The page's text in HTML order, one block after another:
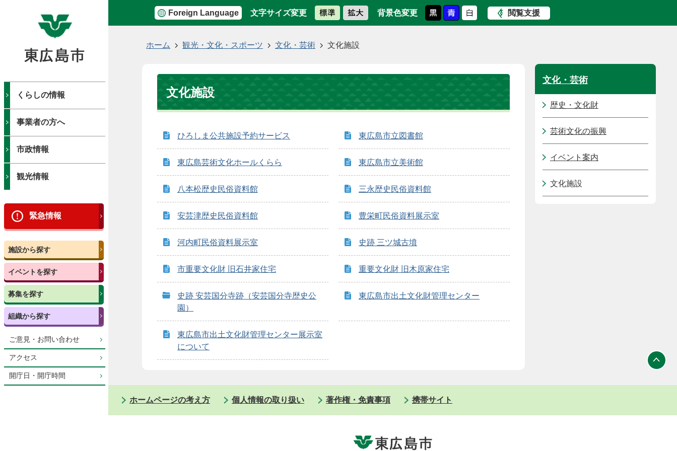
Foreign Language 文字サイズ変更 背景色変更 閲覧支援
くらしの情報
事業者の方へ
市政情報
観光情報
緊急情報
施設から探す
イベントを探す
募集を探す
組織から探す
ご意見・お問い合わせ
アクセス
開庁日・開庁時間
ホーム 観光・文化・スポーツ 文化・芸術 文化施設
文化施設
ひろしま公共施設予約サービス 東広島市立図書館
東広島芸術文化ホールくらら 東広島市立美術館
八本松歴史民俗資料館 三永歴史民俗資料館
安芸津歴史民俗資料館 豊栄町民俗資料展示室
河内町民俗資料展示室 史跡 三ツ城古墳
市重要文化財 旧石井家住宅 重要文化財 旧木原家住宅
史跡 安芸国分寺跡（安芸国分寺歴史公
園）
東広島市出土文化財管理センター
東広島市出土文化財管理センター展示室
について
文化・芸術
歴史・文化財
芸術文化の振興
イベント案内
文化施設
ホームページの考え方 個人情報の取り扱い 著作権・免責事項 携帯サイト